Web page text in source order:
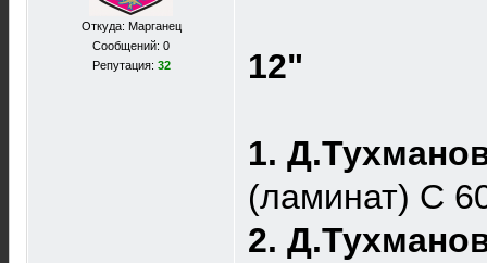
Откуда: Марганец
Сообщений: 0
Репутация: 32 12"
1.
(ламинат) С
2.